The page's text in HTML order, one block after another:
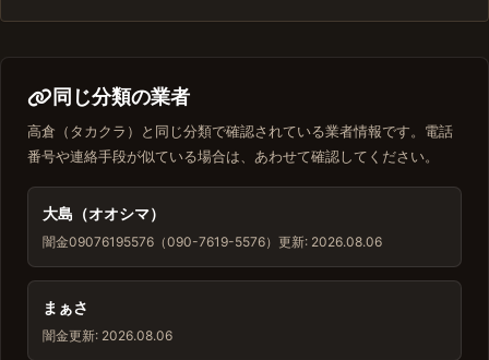
同じ分類の業者
高倉（タカクラ）と同じ分類で確認されている業者情報です。電話
番号や連絡手段が似ている場合は、あわせて確認してください。
大島（オオシマ）
闇金09076195576（090-7619-5576） 更新: 2026.08.06
まぁさ
闇金更新: 2026.08.06